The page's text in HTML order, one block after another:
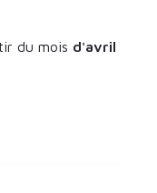
du mois d'avril